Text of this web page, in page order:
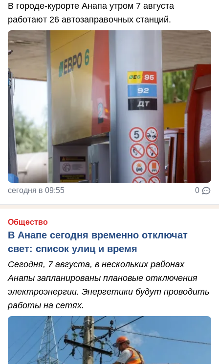
В городе-курорте Анапа утром 7 августа
работают 26 автозаправочных станций.
сегодня в 09:55 0
Общество
В Анапе сегодня временно отключат
свет: список улиц и время
Сегодня, 7 августа, в нескольких районах
Анапы запланированы плановые отключения
электроэнергии. Энергетики будут проводить
работы на сетях.